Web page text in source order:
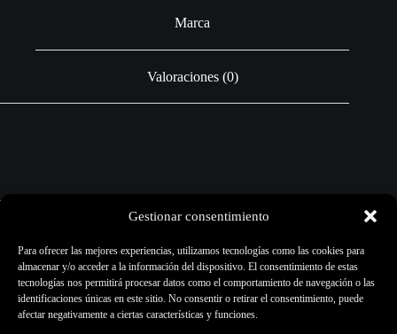
Gestionar consentimiento
Para ofrecer las mejores experiencias, utilizamos tecnologías como las cookies para
almacenar y/o acceder a la información del dispositivo. El consentimiento de estas
tecnologías nos permitirá procesar datos como el comportamiento de navegación o las
identificaciones únicas en este sitio. No consentir o retirar el consentimiento, puede
afectar negativamente a ciertas características y funciones.
Marca
Valoraciones (0)
Pigmentos Artísticos
Aplicación:Entrenamiento y pieles artificiales
Este pigmento no es de uso en España para tatuaje. Por lo